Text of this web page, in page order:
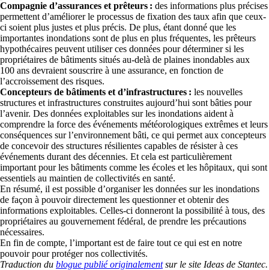
Compagnie d’assurances et prêteurs : des informations plus précises
permettent d’améliorer le processus de fixation des taux afin que ceux-
ci soient plus justes et plus précis. De plus, étant donné que les
importantes inondations sont de plus en plus fréquentes, les prêteurs
hypothécaires peuvent utiliser ces données pour déterminer si les
propriétaires de bâtiments situés au-delà de plaines inondables aux
100 ans devraient souscrire à une assurance, en fonction de
l’accroissement des risques.
Concepteurs de bâtiments et d’infrastructures : les nouvelles
structures et infrastructures construites aujourd’hui sont bâties pour
l’avenir. Des données exploitables sur les inondations aident à
comprendre la force des événements météorologiques extrêmes et leurs
conséquences sur l’environnement bâti, ce qui permet aux concepteurs
de concevoir des structures résilientes capables de résister à ces
événements durant des décennies. Et cela est particulièrement
important pour les bâtiments comme les écoles et les hôpitaux, qui sont
essentiels au maintien de collectivités en santé.
En résumé, il est possible d’organiser les données sur les inondations
de façon à pouvoir directement les questionner et obtenir des
informations exploitables. Celles-ci donneront la possibilité à tous, des
propriétaires au gouvernement fédéral, de prendre les précautions
nécessaires.
En fin de compte, l’important est de faire tout ce qui est en notre
pouvoir pour protéger nos collectivités.
Traduction du blogue publié originalementsur le site Ideas de Stantec.